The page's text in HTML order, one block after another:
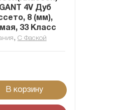
4V Дуб
8 (мм),
33 Класс
, С Фаской
В корзину